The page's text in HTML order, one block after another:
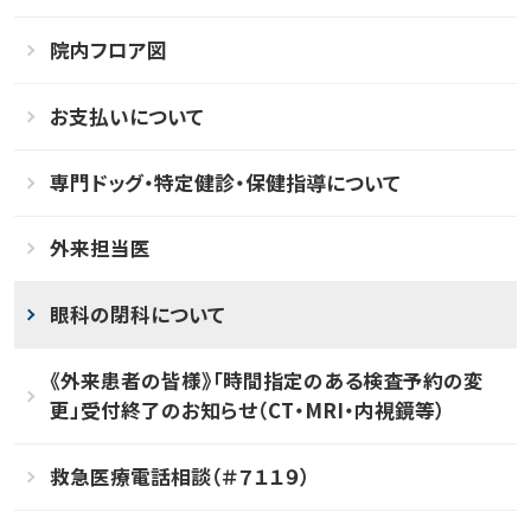
院内フロア図
お支払いについて
専門ドッグ・特定健診・保健指導について
外来担当医
眼科の閉科について
《外来患者の皆様》「時間指定のある検査予約の変
更」受付終了のお知らせ（CT・MRI・内視鏡等）
救急医療電話相談（＃７１１９）